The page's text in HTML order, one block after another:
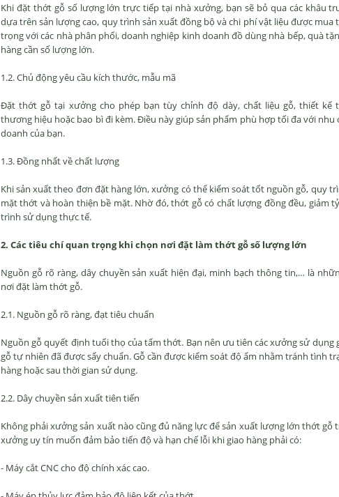
Khi đặt thớt gỗ số lượng lớn trực tiếp tại nhà xưởng, bạn sẽ bỏ qua các khâu
dựa trên sản lượng cao, quy trình sản xuất đồng bộ và chi phí vật liệu được mua
trọng với các nhà phân phối, doanh nghiệp kinh doanh đồ dùng nhà bếp, quà
hàng cần số lượng lớn.
1.2. Chủ động yêu cầu kích thước, mẫu mã
Đặt thớt gỗ tại xưởng cho phép bạn tùy chỉnh độ dày, chất liệu gỗ, thiết kế
thương hiệu hoặc bao bì đi kèm. Điều này giúp sản phẩm phù hợp tối đa với nhu
doanh của bạn.
1.3. Đồng nhất về chất lượng
Khi sản xuất theo đơn đặt hàng lớn, xưởng có thể kiểm soát tốt nguồn gỗ, quy
mặt thớt và hoàn thiện bề mặt. Nhờ đó, thớt gỗ có chất lượng đồng đều, giảm
trình sử dụng thực tế.
2. Các tiêu chí quan trọng khi chọn nơi đặt làm thớt gỗ số lượng lớn
Nguồn gỗ rõ ràng, dây chuyền sản xuất hiện đại, minh bạch thông tin,… là
nơi đặt làm thớt gỗ.
2.1. Nguồn gỗ rõ ràng, đạt tiêu chuẩn
Nguồn gỗ quyết định tuổi thọ của tấm thớt. Bạn nên ưu tiên các xưởng sử dụng
gỗ tự nhiên đã được sấy chuẩn. Gỗ cần được kiểm soát độ ẩm nhằm tránh tình
hàng hoặc sau thời gian sử dụng.
2.2. Dây chuyền sản xuất tiên tiến
Không phải xưởng sản xuất nào cũng đủ năng lực để sản xuất lượng lớn thớt gỗ
xưởng uy tín muốn đảm bảo tiến độ và hạn chế lỗi khi giao hàng phải có:
- Máy cắt CNC cho độ chính xác cao.